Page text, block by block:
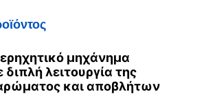
μηχάνημα
λειτουργία της
και αποβλήτων